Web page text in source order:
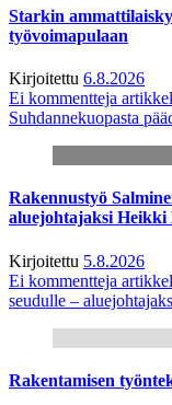
Starkin
työvoimapulaan
Kirjoitettu 6.8.2026
Ei kommentteja
Suhdannekuopasta
Rakennustyö
aluejohtajaksi Heikki
Kirjoitettu 5.8.2026
Ei kommentteja
seudulle –
Rakentamisen